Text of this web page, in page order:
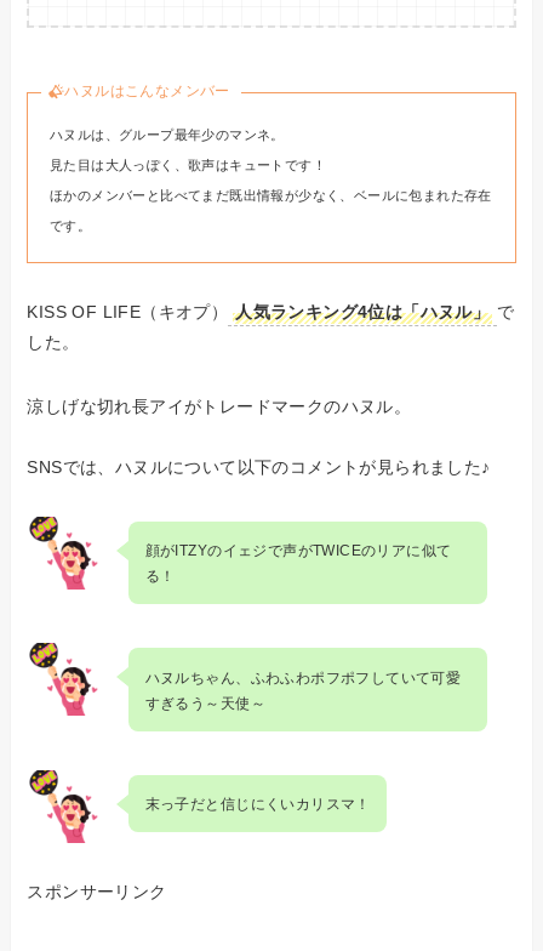
ハヌルはこんなメンバー
ハヌルは、グループ最年少のマンネ。
見た目は大人っぽく、歌声はキュートです！
ほかのメンバーと比べてまだ既出情報が少なく、ベールに包まれた存在
です。
KISS OF LIFE（キオプ） 人気ランキング4位は「ハヌル」 で
した。
涼しげな切れ長アイがトレードマークのハヌル。
SNSでは、ハヌルについて以下のコメントが見られました♪
顔がITZYのイェジで声がTWICEのリアに似て
る！
ハヌルちゃん、ふわふわポフポフしていて可愛
すぎるう～天使～
末っ子だと信じにくいカリスマ！
スポンサーリンク